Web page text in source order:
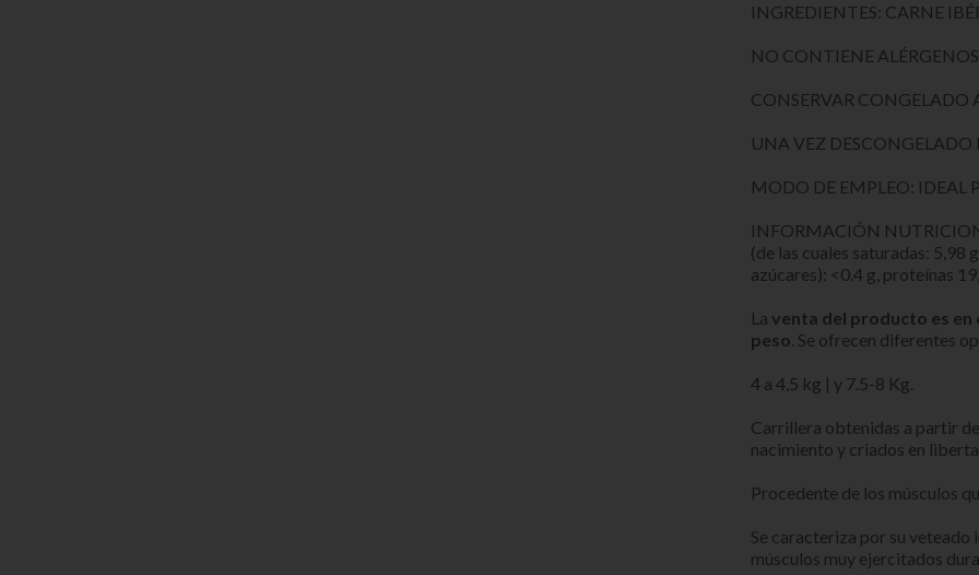
INGREDIENTES: CARNE
NO CONTIENE ALÉRGENOS
CONSERVAR CONGELADO
UNA VEZ
MODO DE EMPLEO: IDEAL
INFORMACIÓN
(de las cuales saturadas: 5,98
azúcares): <0.4 g, proteínas
La venta del producto es
peso. Se ofrecen diferentes
4 a 4,5 kg | y 7.5-8 Kg.
Carrillera obtenidas a partir
nacimiento y criados en
Procedente de los músculos
Se caracteriza por su veteado
músculos muy ejercitados